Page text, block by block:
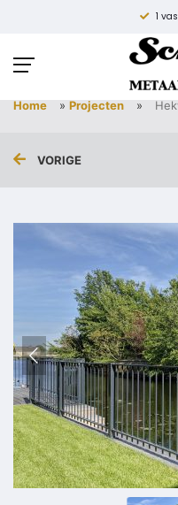
1
HEKWERK LANGS
HAAG’
Home » Projecten »
VORIGE